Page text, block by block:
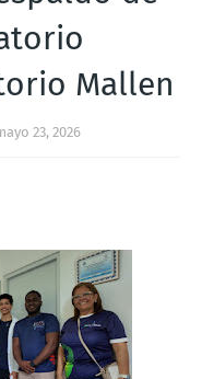
Mallen
23, 2026